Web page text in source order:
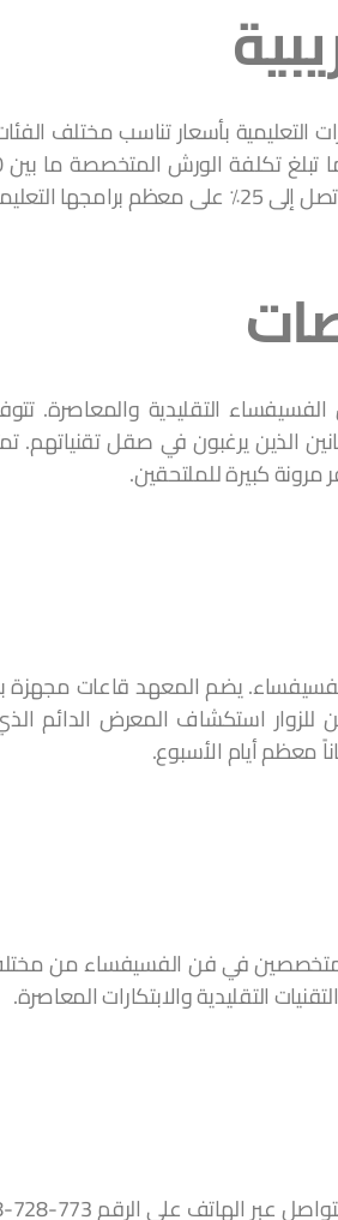
بأسعار تناسب مختلف
التقليدية والمعاصرة.
الذين يرغبون في صقل تقنياتهم.
كبيرة للملتحقين.
يضم المعهد قاعات مجهزة
استكشاف المعرض الدائم
معظم أيام الأسبوع.
ومتخصصين في فن الفسيفساء من
التقليدية والابتكارات المعاصرة.